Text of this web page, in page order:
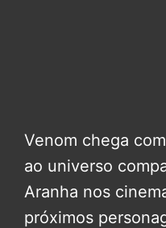
Venom chega
ao universo
Aranha nos
próximos